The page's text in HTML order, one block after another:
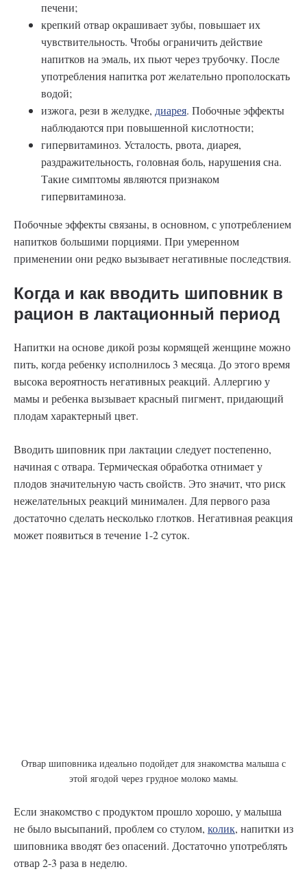
печени;
крепкий отвар окрашивает зубы, повышает их
чувствительность. Чтобы ограничить действие
напитков на эмаль, их пьют через трубочку. После
употребления напитка рот желательно прополоскать
водой;
изжога, рези в желудке, диарея. Побочные эффекты
наблюдаются при повышенной кислотности;
гипервитаминоз. Усталость, рвота, диарея,
раздражительность, головная боль, нарушения сна.
Такие симптомы являются признаком
гипервитаминоза.
Побочные эффекты связаны, в основном, с употреблением
напитков большими порциями. При умеренном
применении они редко вызывает негативные последствия.
Когда и как вводить шиповник в
рацион в лактационный период
Напитки на основе дикой розы кормящей женщине можно
пить, когда ребенку исполнилось 3 месяца. До этого время
высока вероятность негативных реакций. Аллергию у
мамы и ребенка вызывает красный пигмент, придающий
плодам характерный цвет.
Вводить шиповник при лактации следует постепенно,
начиная с отвара. Термическая обработка отнимает у
плодов значительную часть свойств. Это значит, что риск
нежелательных реакций минимален. Для первого раза
достаточно сделать несколько глотков. Негативная реакция
может появиться в течение 1-2 суток.
Отвар шиповника идеально подойдет для знакомства малыша с
этой ягодой через грудное молоко мамы.
Если знакомство с продуктом прошло хорошо, у малыша
не было высыпаний, проблем со стулом, колик, напитки из
шиповника вводят без опасений. Достаточно употреблять
отвар 2-3 раза в неделю.